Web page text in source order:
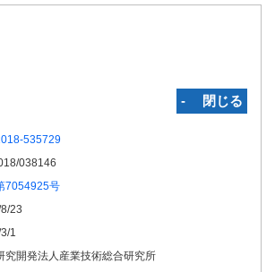
‐ 閉じる
535729
038146
7054925号
23
1
究開発法人産業技術総合研究所